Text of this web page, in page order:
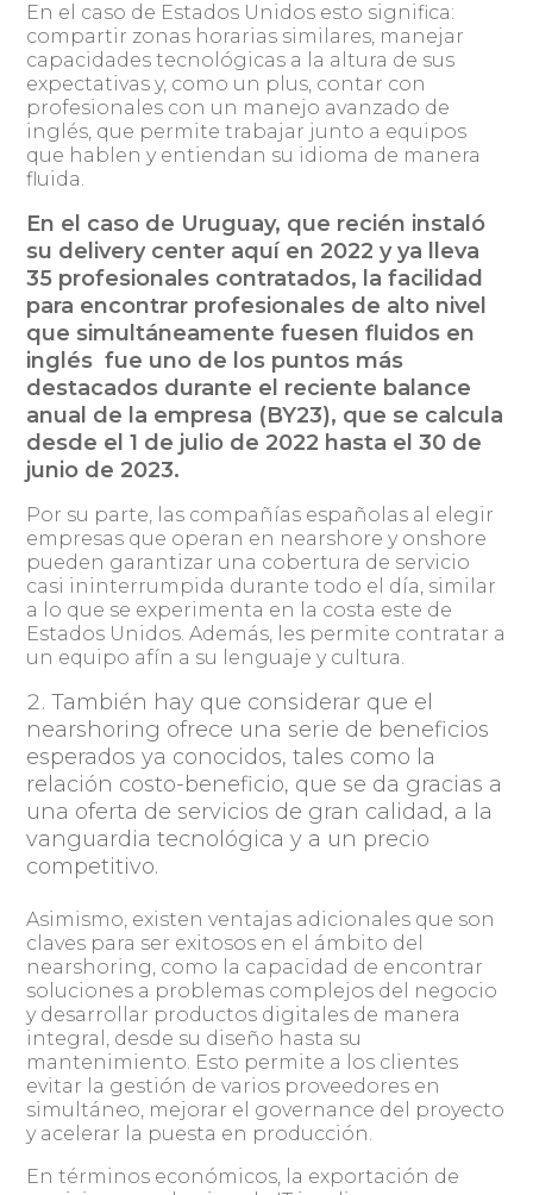
En el caso de Estados Unidos esto significa:
compartir zonas horarias similares, manejar
capacidades tecnológicas a la altura de sus
expectativas y, como un plus, contar con
profesionales con un manejo avanzado de
inglés, que permite trabajar junto a equipos
que hablen y entiendan su idioma de manera
fluida.
En el caso de Uruguay, que recién instaló
su delivery center aquí en 2022 y ya lleva
35 profesionales contratados, la facilidad
para encontrar profesionales de alto nivel
que simultáneamente fuesenfluidos en
inglés fue uno de los puntos más
destacados durante el reciente balance
anual de la empresa (BY23), que se calcula
desde el 1 de julio de 2022 hasta el 30 de
junio de 2023.
Por su parte, las compañías españolas al elegir
empresas que operan en nearshore y onshore
pueden garantizar una cobertura de servicio
casi ininterrumpida durante todo el día, similar
a lo que se experimenta en la costa este de
Estados Unidos. Además, les permite contratar a
un equipo afín a su lenguaje y cultura.
También hay que considerar que el
nearshoring ofrece una serie de beneficios
esperados ya conocidos, tales como la
relación costo-beneficio, que se da gracias a
una oferta de servicios de gran calidad, a la
vanguardia tecnológica y a un precio
competitivo.
Asimismo, existen ventajas adicionales que son
claves para ser exitosos en el ámbito del
nearshoring, como la capacidad de encontrar
soluciones a problemas complejos del negocio
y desarrollar productos digitales de manera
integral, desde su diseño hasta su
mantenimiento. Esto permite a los clientes
evitar la gestión de varios proveedores en
simultáneo, mejorar el governance del proyecto
y acelerar la puesta en producción.
En términos económicos, la exportación de